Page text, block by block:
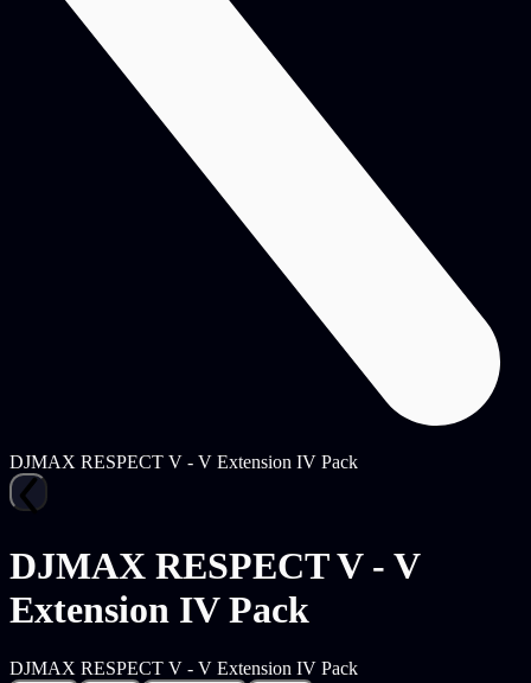
DJMAX RESPECT V - V Extension IV Pack
DJMAX RESPECT V - V
Extension IV Pack
DJMAX RESPECT V - V Extension IV Pack